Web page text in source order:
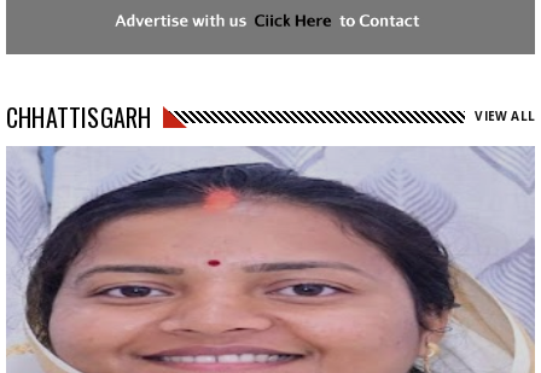
जगदलपुर में पकड़ाया 1 करोड़ का गांजा
रायपुर : स्वेच्छानुदान मद से सुदूर वनांचल स्थित स्वामी आत्मानंद स्कूल, मांझीगुडा को
10 कंप्यूटर प्रदत्त
CHHATTISGARH VIEW ALL